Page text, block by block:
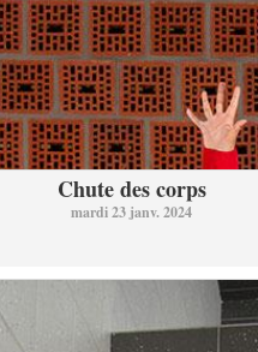
Chute des corps
mardi 23 janv. 2024